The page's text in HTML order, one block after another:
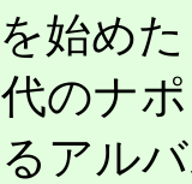
始め
のナ
アル